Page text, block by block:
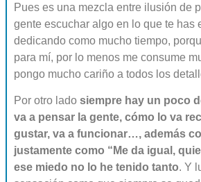
Pues es una mezcla entre ilusión de
gente escuchar algo en lo que te has
dedicando como mucho tiempo,
para mí, por lo menos me consume
pongo mucho cariño a todos los
Por otro lado siempre hay un poco
va a pensar la gente, cómo lo va
gustar, va a funcionar…, además
justamente como “Me da igual,
ese miedo no lo he tenido tanto. Y